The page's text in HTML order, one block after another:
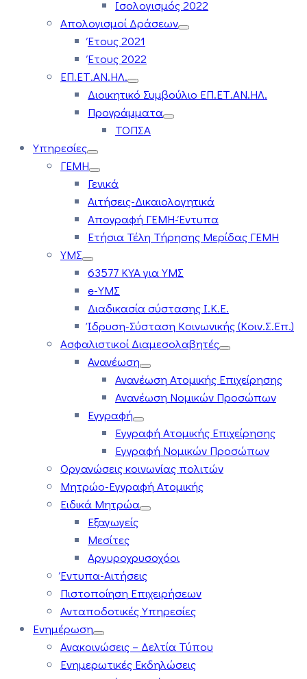
Ισολογισμός 2022
Απολογισμοί Δράσεων
Έτους 2021
Έτους 2022
ΕΠ.ΕΤ.ΑΝ.ΗΛ.
Διοικητικό Συμβούλιο ΕΠ.ΕΤ.ΑΝ.ΗΛ.
Προγράμματα
ΤΟΠΣΑ
Υπηρεσίες
ΓΕΜΗ
Γενικά
Αιτήσεις-Δικαιολογητικά
Απογραφή ΓΕΜΗ-Έντυπα
Ετήσια Τέλη Τήρησης Μερίδας ΓΕΜΗ
ΥΜΣ
63577 ΚΥΑ για ΥΜΣ
e-ΥΜΣ
Διαδικασία σύστασης Ι.Κ.Ε.
Ίδρυση-Σύσταση Κοινωνικής (Κοιν.Σ.Επ.)
Ασφαλιστικοί Διαμεσολαβητές
Ανανέωση
Ανανέωση Ατομικής Επιχείρησης
Ανανέωση Νομικών Προσώπων
Εγγραφή
Εγγραφή Ατομικής Επιχείρησης
Εγγραφή Νομικών Προσώπων
Οργανώσεις κοινωνίας πολιτών
Μητρώο-Εγγραφή Ατομικής
Ειδικά Μητρώα
Εξαγωγείς
Μεσίτες
Αργυροχρυσοχόοι
Έντυπα-Αιτήσεις
Πιστοποίηση Επιχειρήσεων
Ανταποδοτικές Υπηρεσίες
Ενημέρωση
Ανακοινώσεις – Δελτία Τύπου
Ενημερωτικές Εκδηλώσεις